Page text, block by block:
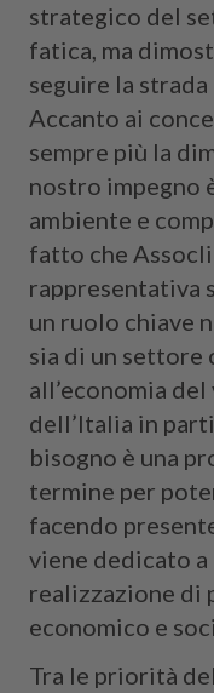
strategico del
fatica, ma
seguire la
Accanto ai
sempre più la
nostro impegno
ambiente e
fatto che
rappresentativa
un ruolo chiave
sia di un settore
all’economia
dell’Italia in
bisogno è una
termine per
facendo
viene dedicato
realizzazione di
economico e
Tra le priorità